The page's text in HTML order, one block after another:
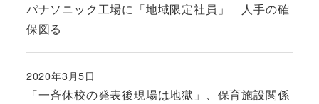
パナソニック工場に「地域限定社員」 人手の確
保図る
「一斉休校の発表後現場は地獄」、保育施設関係
投稿日
2020年3月5日